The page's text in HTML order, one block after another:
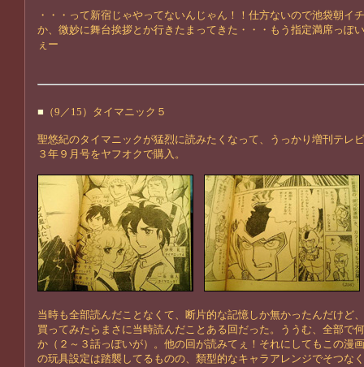
・・・って新宿じゃやってないんじゃん！！仕方ないので池袋朝イ
か、微妙に舞台挨拶とか行きたまってきた・・・もう指定満席っぽ
ぇー
■ （9／15）タイマニック５
聖悠紀のタイマニックが猛烈に読みたくなって、うっかり増刊テレ
３年９月号をヤフオクで購入。
当時も全部読んだことなくて、断片的な記憶しか無かったんだけど
買ってみたらまさに当時読んだことある回だった。ううむ、全部で
か（２～３話っぽいが）。他の回が読みてぇ！それにしてもこの漫
の玩具設定は踏襲してるものの、類型的なキャラアレンジでそつな